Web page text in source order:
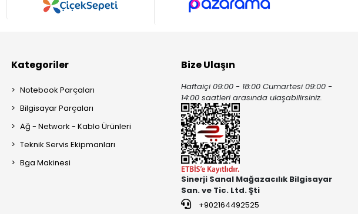
Kategoriler
Notebook Parçaları
Bilgisayar Parçaları
Ağ - Network - Kablo Ürünleri
Teknik Servis Ekipmanları
Bga Makinesi
Bize Ulaşın
Haftaiçi 09:00 - 18:00 Cumartesi 09:00 -
14:00 saatleri arasında ulaşabilirsiniz.
Sinerji Sanal Mağazacılık Bilgisayar
San. ve Tic. Ltd. Şti
+902164492525